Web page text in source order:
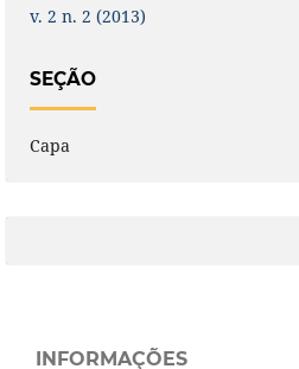
v. 2 n. 2 (2013)
SEÇÃO
Capa
INFORMAÇÕES